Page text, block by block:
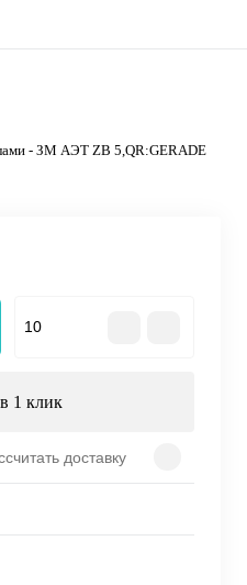
- ЗМ АЭТ ZB 5,QR:GERADE
1 клик
доставку